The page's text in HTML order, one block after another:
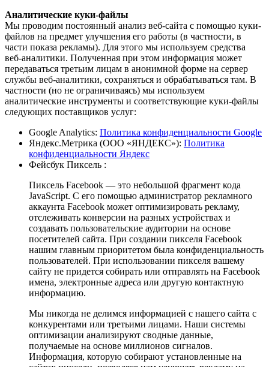
Аналитические куки-файлы
Мы проводим постоянный анализ веб-сайта с помощью куки-
файлов на предмет улучшения его работы (в частности, в
части показа рекламы). Для этого мы используем средства
веб-аналитики. Полученная при этом информация может
передаваться третьим лицам в анонимной форме на сервер
службы веб-аналитики, сохраняться и обрабатываться там. В
частности (но не ограничиваясь) мы используем
аналитические инструменты и соответствующие куки-файлы
следующих поставщиков услуг:
Google Analytics: Политика конфиденциальности Google
Яндекс.Метрика (ООО «ЯНДЕКС»): Политика
конфиденциальности Яндекс
Фейсбук Пиксель :
Пиксель Facebook — это небольшой фрагмент кода
JavaScript. С его помощью администратор рекламного
аккаунта Facebook может оптимизировать рекламу,
отслеживать конверсии на разных устройствах и
создавать пользовательские аудитории на основе
посетителей сайта. При создании пикселя Facebook
нашим главным приоритетом была конфиденциальность
пользователей. При использовании пикселя вашему
сайту не придется собирать или отправлять на Facebook
имена, электронные адреса или другую контактную
информацию.
Мы никогда не делимся информацией с нашего сайта с
конкурентами или третьими лицами. Наши системы
оптимизации анализируют сводные данные,
получаемые на основе миллионов сигналов.
Информация, которую собирают установленные на